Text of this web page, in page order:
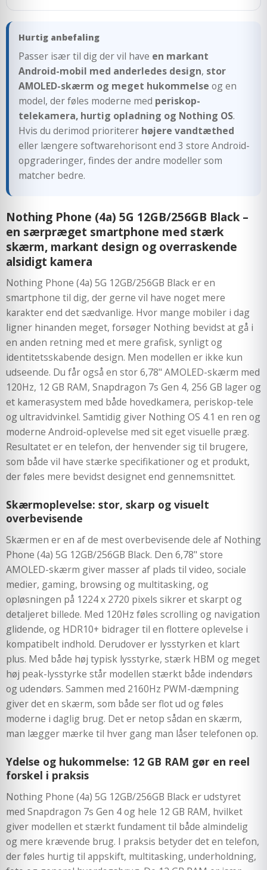
Hurtig anbefaling
Passer især til dig der vil have en markant
Android-mobil med anderledes design, stor
AMOLED-skærm og meget hukommelse og en
model, der føles moderne med periskop-
telekamera, hurtig opladning og Nothing OS.
Hvis du derimod prioriterer højere vandtæthed
eller længere softwarehorisont end 3 store Android-
opgraderinger, findes der andre modeller som
matcher bedre.
Nothing Phone (4a) 5G 12GB/256GB Black –
en særpræget smartphone med stærk
skærm, markant design og overraskende
alsidigt kamera
Nothing Phone (4a) 5G 12GB/256GB Black er en
smartphone til dig, der gerne vil have noget mere
karakter end det sædvanlige. Hvor mange mobiler i dag
ligner hinanden meget, forsøger Nothing bevidst at gå i
en anden retning med et mere grafisk, synligt og
identitetsskabende design. Men modellen er ikke kun
udseende. Du får også en stor 6,78" AMOLED-skærm med
120Hz, 12 GB RAM, Snapdragon 7s Gen 4, 256 GB lager og
et kamerasystem med både hovedkamera, periskop-tele
og ultravidvinkel. Samtidig giver Nothing OS 4.1 en ren og
moderne Android-oplevelse med sit eget visuelle præg.
Resultatet er en telefon, der henvender sig til brugere,
som både vil have stærke specifikationer og et produkt,
der føles mere bevidst designet end gennemsnittet.
Skærmoplevelse: stor, skarp og visuelt
overbevisende
Skærmen er en af de mest overbevisende dele af Nothing
Phone (4a) 5G 12GB/256GB Black. Den 6,78" store
AMOLED-skærm giver masser af plads til video, sociale
medier, gaming, browsing og multitasking, og
opløsningen på 1224 x 2720 pixels sikrer et skarpt og
detaljeret billede. Med 120Hz føles scrolling og navigation
glidende, og HDR10+ bidrager til en flottere oplevelse i
kompatibelt indhold. Derudover er lysstyrken et klart
plus. Med både høj typisk lysstyrke, stærk HBM og meget
høj peak-lysstyrke står modellen stærkt både indendørs
og udendørs. Sammen med 2160Hz PWM-dæmpning
giver det en skærm, som både ser flot ud og føles
moderne i daglig brug. Det er netop sådan en skærm,
man lægger mærke til hver gang man låser telefonen op.
Ydelse og hukommelse: 12 GB RAM gør en reel
forskel i praksis
Nothing Phone (4a) 5G 12GB/256GB Black er udstyret
med Snapdragon 7s Gen 4 og hele 12 GB RAM, hvilket
giver modellen et stærkt fundament til både almindelig
og mere krævende brug. I praksis betyder det en telefon,
der føles hurtig til appskift, multitasking, underholdning,